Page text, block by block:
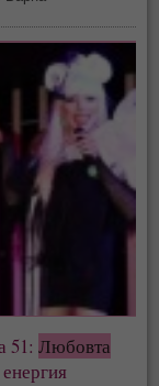
51:Любовта